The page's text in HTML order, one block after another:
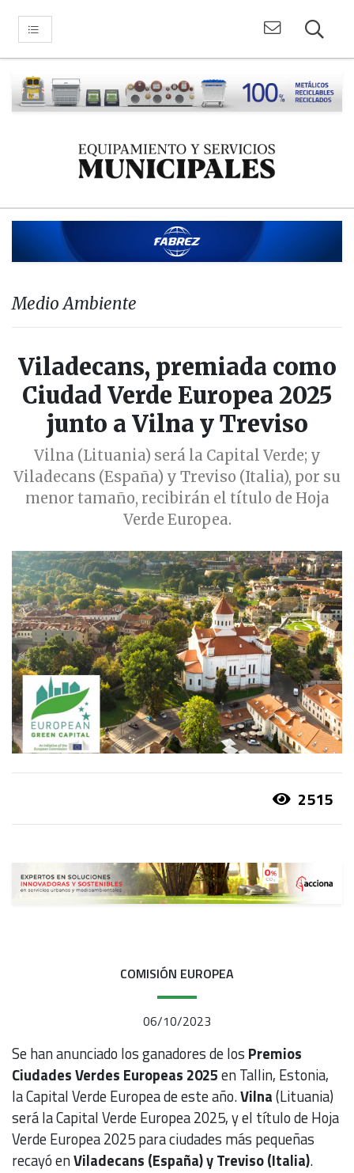
Medio Ambiente
Viladecans, premiada como
Ciudad Verde Europea 2025
junto a Vilna y Treviso
Vilna (Lituania) será la Capital Verde; y
Viladecans (España) y Treviso (Italia), por su
menor tamaño, recibirán el título de Hoja
Verde Europea.
2515
COMISIÓN EUROPEA
06/10/2023
Se han anunciado los ganadores de los Premios
Ciudades Verdes Europeas 2025en Tallin, Estonia,
la Capital Verde Europea de este año.Vilna(Lituania)
será la Capital Verde Europea 2025, y el título de Hoja
Verde Europea 2025 para ciudades más pequeñas
recayó enViladecans (España) y Treviso (Italia).